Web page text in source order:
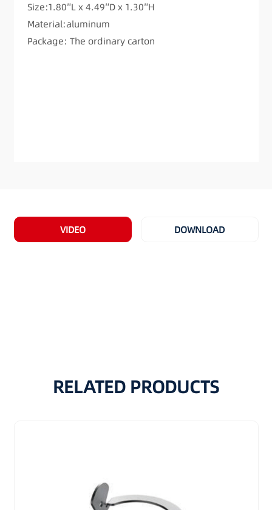
Size:1.80″L x 4.49″D x 1.30″H
Material:aluminum
Package: The ordinary carton
VIDEO DOWNLOAD
RELATED PRODUCTS